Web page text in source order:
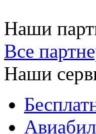
Наши
Все
Наши